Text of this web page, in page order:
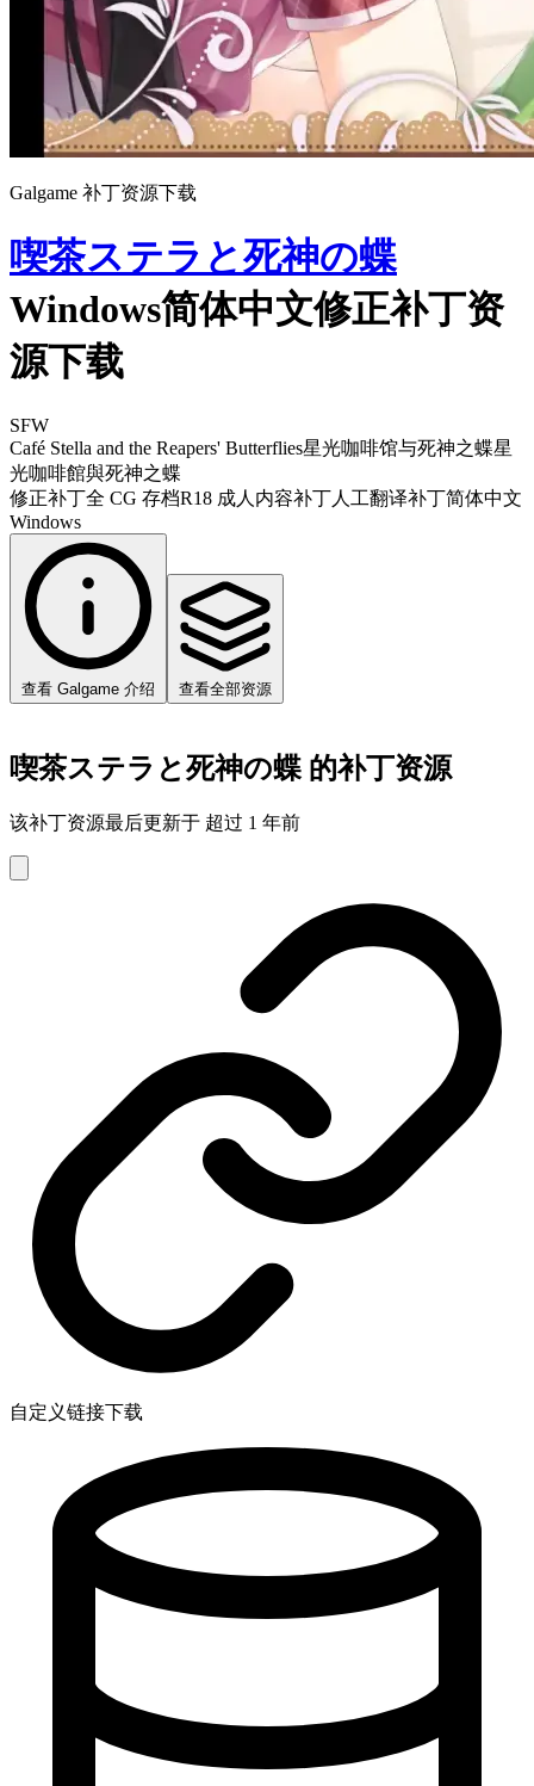
Galgame 补丁资源下载
喫茶ステラと死神の蝶
Windows简体中文修正补丁资
源下载
SFW
Café Stella and the Reapers' Butterflies星光咖啡馆与死神之蝶星
光咖啡館與死神之蝶
修正补丁全 CG 存档R18 成人内容补丁人工翻译补丁简体中文
Windows
查看 Galgame 介绍 查看全部资源
喫茶ステラと死神の蝶 的补丁资源
该补丁资源最后更新于 超过 1 年前
自定义链接下载